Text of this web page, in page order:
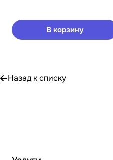
В корзину
Назад к списку